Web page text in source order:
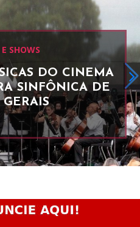
SHOWS
DO CINEMA
SINFÔNICA DE